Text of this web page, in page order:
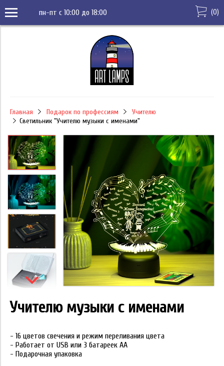
пн-пт с 10:00 до 18:00 (0)
Главная Подарок по профессиям
Учителю
Светильник "Учителю музыки с именами"
Учителю музыки с именами
- 16 цветов свечения и режим переливания цвета
- Работает от USB или 3 батареек АА
- Подарочная упаковка